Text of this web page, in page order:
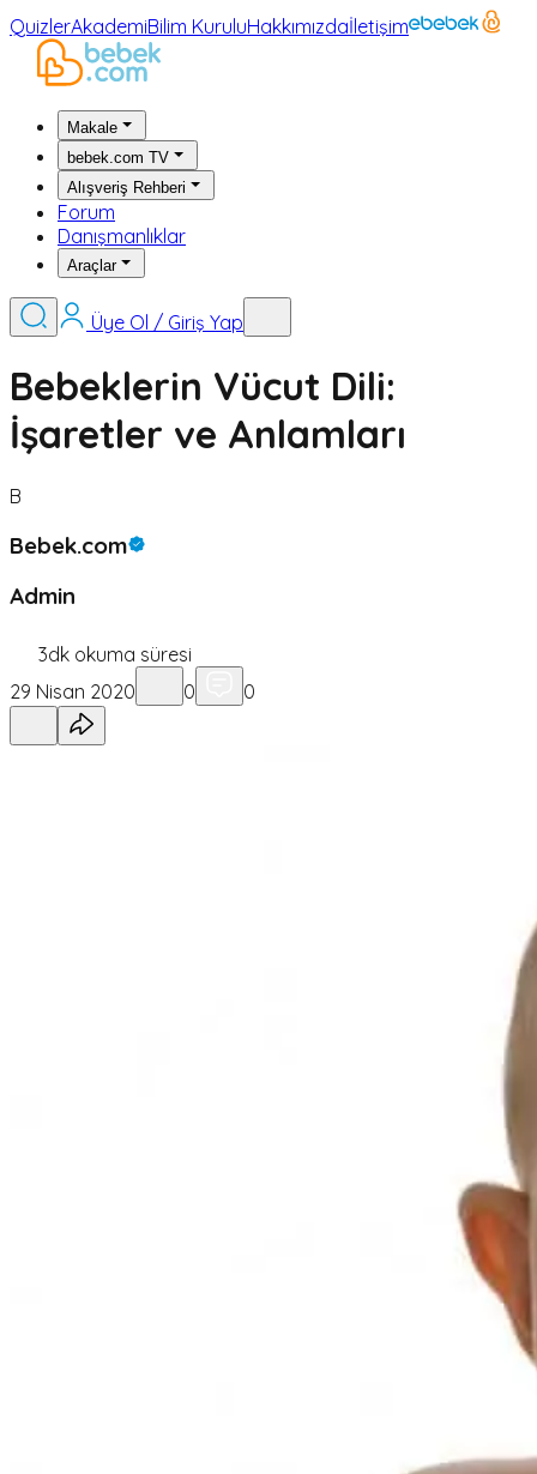
QuizlerAkademiBilim KuruluHakkımızdaİletişim
Makale
bebek.com TV
Alışveriş Rehberi
Forum
Danışmanlıklar
Araçlar
Üye Ol / Giriş Yap
Bebeklerin Vücut Dili:
İşaretler ve Anlamları
B
Bebek.com
Admin
3dk okuma süresi
29 Nisan 2020
0 0